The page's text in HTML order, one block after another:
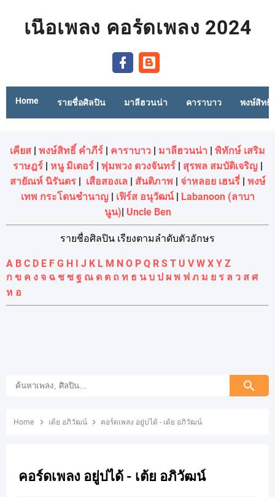
เนื้อเพลง คอร์ดเพลง 2024
Home รายชื่อศิลปิน มาลีฮวนน่า คาราบาว พงษ์สิทธิ์
เคียส | พงษ์สิทธิ์ คำภีร์ | คาราบาว | มาลีฮวนน่า | พิทักษ์ เสริม
ราษฎร์| หนู มิเตอร์| พุ่มพวง ดวงจันทร์| สุรพล สมบัติเจริญ|
สายัณห์ นิรันดร| เสือสองเล | สันติภาพ | จ่าหลอย เฮนรี่| พงษ์
เทพ กระโดนชํานาญ| เฟิร์ส อนุวัฒน์| Labanoon (ลาบา
นูน)| Uncle Ben
รายชื่อศิลปิน เรียงตามลำดับตัวอักษร
A B C D E F G H I J K L M N O P Q R S T U V W X Y Z
ก ข ค ง จ ฉ ช ซ ฐ ณ ด ต ถ ท ธ น บ ป ผ พ ฟ ภ ม ย ร ล ว ส ศ
ห อ
Home เต้ย อภิวัฒน์ คอร์ดเพลง อยู่บ่ได้ - เต้ย อภิวัฒน์
คอร์ดเพลง อยู่บ่ได้ - เต้ย อภิวัฒน์